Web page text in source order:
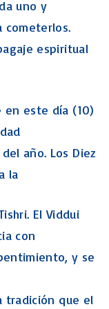
uno y
cometerlos.
espiritual
en este día (10)
año. Los Diez
la
El Viddui
con
y se
tradición que el